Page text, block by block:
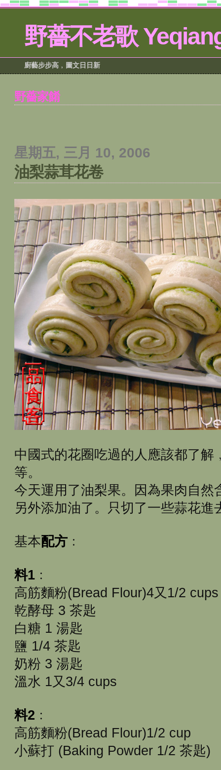
野薔不老歌
廚藝步步高﹐圖文日日新
野薔家餚
星期五, 三月 10, 2006
油梨蒜茸花卷
中國式的花圈吃過的人應該都了解
等。
今天運用了油梨果。因為果肉自然
另外添加油了。只切了一些蒜花進
基本配方 ﹕
料1 ﹕
高筋麵粉(Bread Flour)4又1/2 cups
乾酵母 3 茶匙
白糖 1 湯匙
鹽 1/4 茶匙
奶粉 3 湯匙
溫水 1又3/4 cups
料2 ﹕
高筋麵粉(Bread Flour)1/2 cup
小蘇打 (Baking Powder 1/2 茶匙)